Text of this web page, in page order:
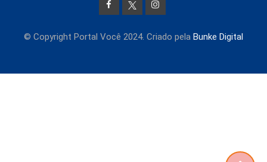
© Copyright Portal Você 2024. Criado pela Bunke Digital